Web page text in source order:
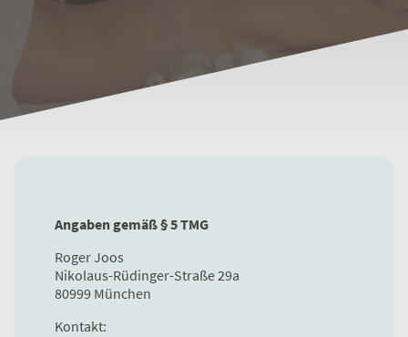
Angaben gemäß § 5 TMG
Roger Joos
Nikolaus-Rüdinger-Straße 29a
80999 München
Kontakt: